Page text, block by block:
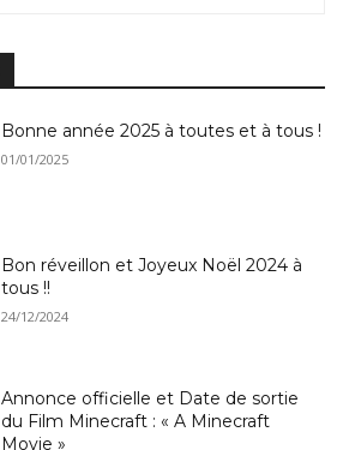
Bonne année 2025 à toutes et à tous !
01/01/2025
Bon réveillon et Joyeux Noël 2024 à
tous !!
24/12/2024
Annonce officielle et Date de sortie
du Film Minecraft : « A Minecraft
Movie »